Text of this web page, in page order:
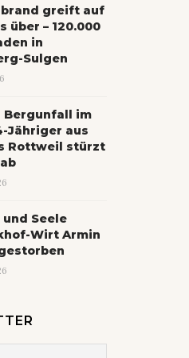
greift auf
über – 120.000
in
Sulgen
Bergunfall im
Jähriger aus
Rottweil stürzt
und Seele
Wirt Armin